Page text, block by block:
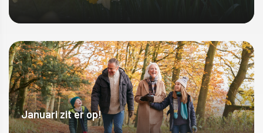
ONTDEK MEER
Januari zit er op!